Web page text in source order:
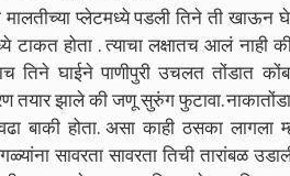
मालतीच्या प्लेटमध्ये पडली तिने ती खाऊन
टाकत होता . त्याचा लक्षातच आलं नाही
तिने घाईने पाणीपुरी उचलत तोंडात
तयार झाले की जणू सुरुंग फुटावा.
बाकी होता. असा काही ठसका
सावरता सावरता तिची तारांबळ